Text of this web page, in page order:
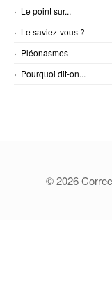
Le point sur...
Le saviez-vous ?
Pléonasmes
Pourquoi dit-on...
© 2026